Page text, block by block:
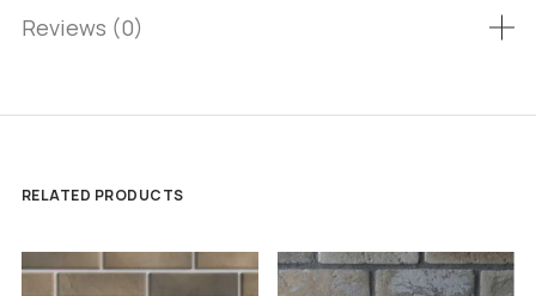
Reviews (0)
RELATED PRODUCTS